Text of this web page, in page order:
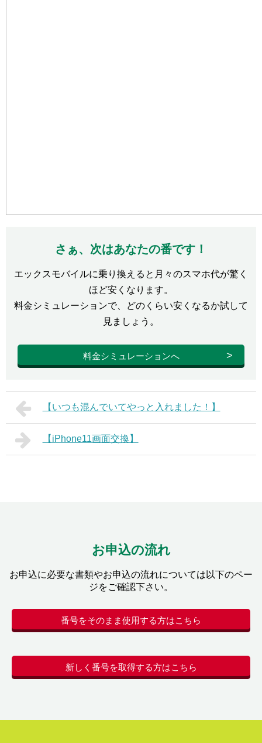
さぁ、次はあなたの番です！
エックスモバイルに乗り換えると月々のスマホ代が驚く
ほど安くなります。
料金シミュレーションで、どのくらい安くなるか試して
見ましょう。
料金シミュレーションへ
【いつも混んでいてやっと入れました！】
【iPhone11画面交換】
お申込の流れ
お申込に必要な書類やお申込の流れについては以下のペー
ジをご確認下さい。
番号をそのまま使用する方はこちら
新しく番号を取得する方はこちら